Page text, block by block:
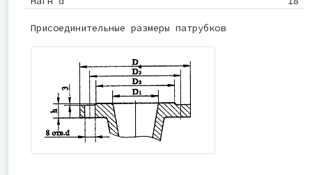
Присоединительные размеры патрубков